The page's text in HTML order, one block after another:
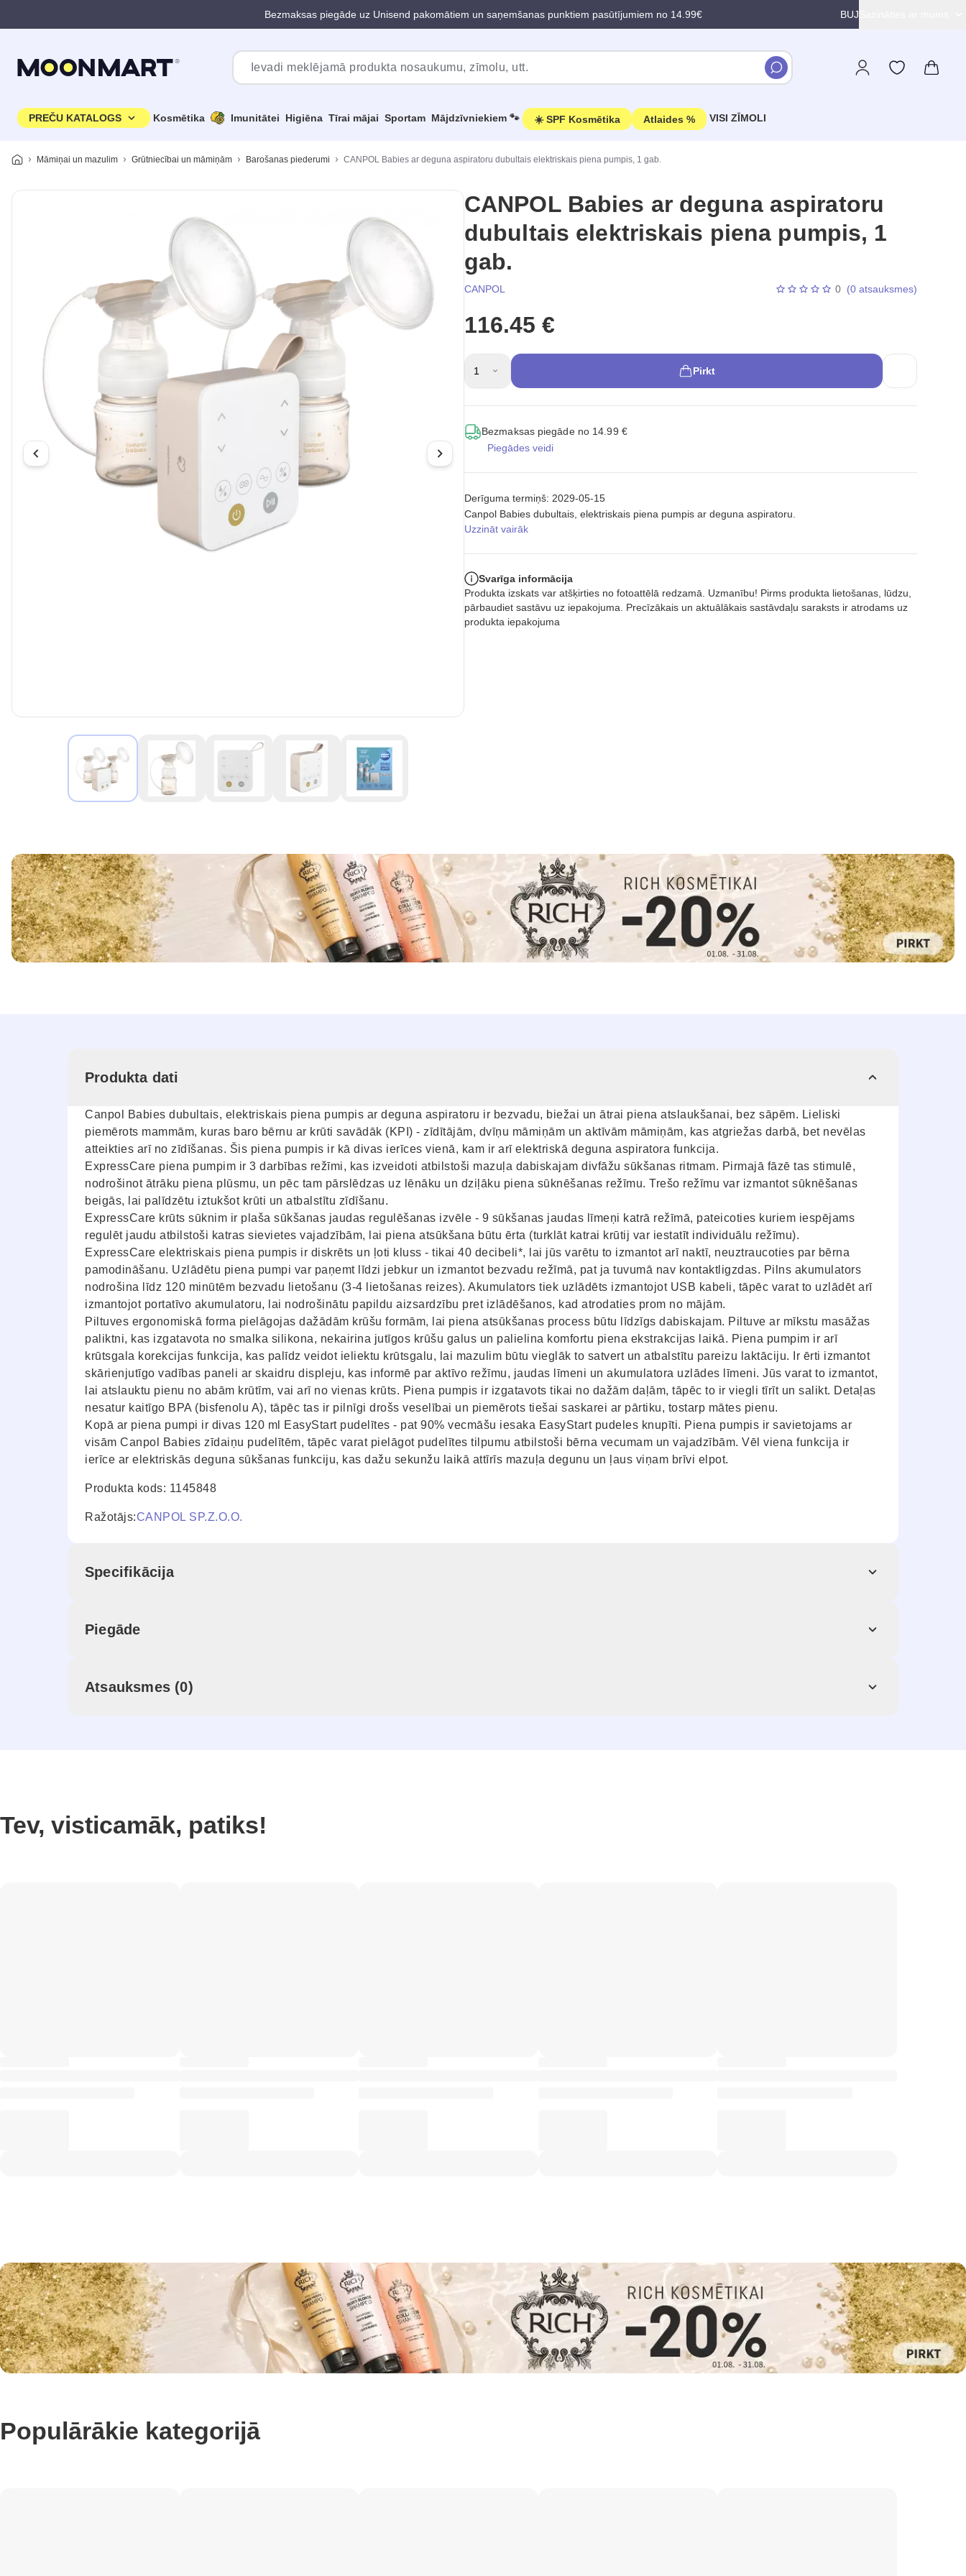
Bezmaksas piegāde uz Unisend pakomātiem un saņemšanas punktiem pasūtījumiem no 14.99€ BUJ
PREČU KATALOGS Kosmētika Imunitātei Higiēna Tīrai mājai Sportam Mājdzīvniekiem 🐾 ☀️ SPF Kosmētika Atlaides % VISI ZĪMOLI
Māmiņai un mazulim Grūtniecībai un māmiņām Barošanas piederumi CANPOL Babies ar deguna aspiratoru dubultais elektriskais piena pumpis, 1 gab.
CANPOL Babies ar deguna aspiratoru
dubultais elektriskais piena pumpis, 1
gab.
CANPOL 0 (0 atsauksmes)
116.45 €
1 Pirkt
Bezmaksas piegāde no 14.99 €
Piegādes veidi
Derīguma termiņš: 2029-05-15
Canpol Babies dubultais, elektriskais piena pumpis ar deguna aspiratoru.
Uzzināt vairāk
Svarīga informācija
Produkta izskats var atšķirties no fotoattēlā redzamā. Uzmanību! Pirms produkta lietošanas, lūdzu,
pārbaudiet sastāvu uz iepakojuma. Precīzākais un aktuālākais sastāvdaļu saraksts ir atrodams uz
produkta iepakojuma
Produkta dati
Canpol Babies dubultais, elektriskais piena pumpis ar deguna aspiratoru ir bezvadu, biežai un ātrai piena atslaukšanai, bez sāpēm. Lieliski
piemērots mammām, kuras baro bērnu ar krūti savādāk (KPI) - zīdītājām, dvīņu māmiņām un aktīvām māmiņām, kas atgriežas darbā, bet nevēlas
atteikties arī no zīdīšanas. Šis piena pumpis ir kā divas ierīces vienā, kam ir arī elektriskā deguna aspiratora funkcija.
ExpressCare piena pumpim ir 3 darbības režīmi, kas izveidoti atbilstoši mazuļa dabiskajam divfāžu sūkšanas ritmam. Pirmajā fāzē tas stimulē,
nodrošinot ātrāku piena plūsmu, un pēc tam pārslēdzas uz lēnāku un dziļāku piena sūknēšanas režīmu. Trešo režīmu var izmantot sūknēšanas
beigās, lai palīdzētu iztukšot krūti un atbalstītu zīdīšanu.
ExpressCare krūts sūknim ir plaša sūkšanas jaudas regulēšanas izvēle - 9 sūkšanas jaudas līmeņi katrā režīmā, pateicoties kuriem iespējams
regulēt jaudu atbilstoši katras sievietes vajadzībām, lai piena atsūkšana būtu ērta (turklāt katrai krūtij var iestatīt individuālu režīmu).
ExpressCare elektriskais piena pumpis ir diskrēts un ļoti kluss - tikai 40 decibeli*, lai jūs varētu to izmantot arī naktī, neuztraucoties par bērna
pamodināšanu. Uzlādētu piena pumpi var paņemt līdzi jebkur un izmantot bezvadu režīmā, pat ja tuvumā nav kontaktligzdas. Pilns akumulators
nodrošina līdz 120 minūtēm bezvadu lietošanu (3-4 lietošanas reizes). Akumulators tiek uzlādēts izmantojot USB kabeli, tāpēc varat to uzlādēt arī
izmantojot portatīvo akumulatoru, lai nodrošinātu papildu aizsardzību pret izlādēšanos, kad atrodaties prom no mājām.
Piltuves ergonomiskā forma pielāgojas dažādām krūšu formām, lai piena atsūkšanas process būtu līdzīgs dabiskajam. Piltuve ar mīkstu masāžas
paliktni, kas izgatavota no smalka silikona, nekairina jutīgos krūšu galus un palielina komfortu piena ekstrakcijas laikā. Piena pumpim ir arī
krūtsgala korekcijas funkcija, kas palīdz veidot ieliektu krūtsgalu, lai mazulim būtu vieglāk to satvert un atbalstītu pareizu laktāciju. Ir ērti izmantot
skārienjutīgo vadības paneli ar skaidru displeju, kas informē par aktīvo režīmu, jaudas līmeni un akumulatora uzlādes līmeni. Jūs varat to izmantot,
lai atslauktu pienu no abām krūtīm, vai arī no vienas krūts. Piena pumpis ir izgatavots tikai no dažām daļām, tāpēc to ir viegli tīrīt un salikt. Detaļas
nesatur kaitīgo BPA (bisfenolu A), tāpēc tas ir pilnīgi drošs veselībai un piemērots tiešai saskarei ar pārtiku, tostarp mātes pienu.
Kopā ar piena pumpi ir divas 120 ml EasyStart pudelītes - pat 90% vecmāšu iesaka EasyStart pudeles knupīti. Piena pumpis ir savietojams ar
visām Canpol Babies zīdaiņu pudelītēm, tāpēc varat pielāgot pudelītes tilpumu atbilstoši bērna vecumam un vajadzībām. Vēl viena funkcija ir
ierīce ar elektriskās deguna sūkšanas funkciju, kas dažu sekunžu laikā attīrīs mazuļa degunu un ļaus viņam brīvi elpot.
Produkta kods: 1145848
Ražotājs:CANPOL SP.Z.O.O.
Specifikācija
Piegāde
Atsauksmes (0)
Tev, visticamāk, patiks!
Populārākie kategorijā